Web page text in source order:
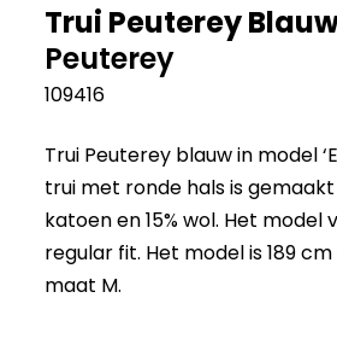
Trui Peuterey
Peuterey
109416
Trui Peuterey blauw in model
trui met ronde hals is gemaakt
katoen en 15% wol. Het model
regular fit. Het model is 189
maat M.